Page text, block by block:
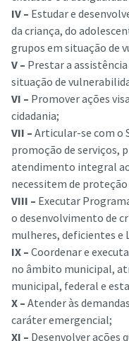
IV – Estudar e
da criança, do
grupos em situação de
V – Prestar a
situação de
VI – Promover ações
cidadania;
VII – Articular-se com o
promoção de serviços,
atendimento integral
necessitem de
VIII – Executar
o desenvolvimento de
mulheres, deficientes e
IX – Coordenar e
no âmbito municipal,
municipal, federal e
X – Atender às
caráter emergencial;
XI – Desenvolver ações